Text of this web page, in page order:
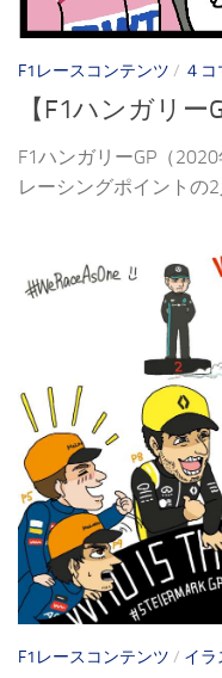
F1レースコンテンツ / ４
【F1ハンガリー
F1ハンガリーGP（
レーシングポイントの
F1レースコンテンツ / イラ